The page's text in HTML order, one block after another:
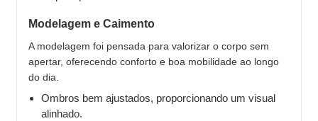
Modelagem e Caimento
A modelagem foi pensada para valorizar o corpo sem
apertar, oferecendo conforto e boa mobilidade ao longo
do dia.
Ombros bem ajustados, proporcionando um visual
alinhado.